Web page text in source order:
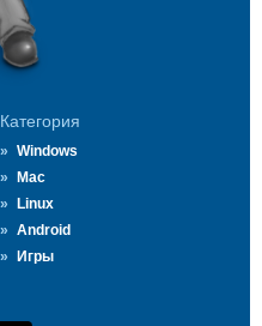
Категория
Windows
Mac
Linux
Android
Игры